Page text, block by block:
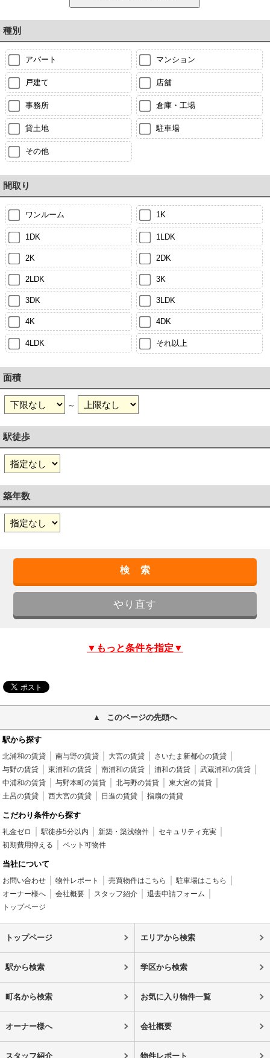
種別
アパート マンション
戸建て 店舗
事務所 倉庫・工場
貸土地 駐車場
その他
間取り
ワンルーム 1K
1DK 1LDK
2K 2DK
2LDK 3K
3DK 3LDK
4K 4DK
4LDK それ以上
面積
～
駅徒歩
築年数
▼もっと条件を指定▼
このページの先頭へ
駅から探す
北浦和の賃貸 南与野の賃貸 大宮の賃貸
さいたま新都心の賃貸
与野の賃貸
東浦和の賃貸 南浦和の賃貸 浦和の賃貸
武蔵浦和の賃貸
中浦和の賃貸
与野本町の賃貸 北与野の賃貸
東大宮の賃貸
土呂の賃貸
西大宮の賃貸 日進の賃貸 指扇の賃貸
こだわり条件から探す
礼金ゼロ 駅徒歩5分以内 新築・築浅物件
セキュリティ充実
初期費用抑える
ペット可物件
当社について
お問い合わせ 物件レポート 売買物件はこちら
駐車場はこちら
オーナー様へ
会社概要 スタッフ紹介
退去申請フォーム
トップページ
トップページ エリアから検索
駅から検索 学区から検索
町名から検索 お気に入り物件一覧
オーナー様へ 会社概要
スタッフ紹介 物件レポート